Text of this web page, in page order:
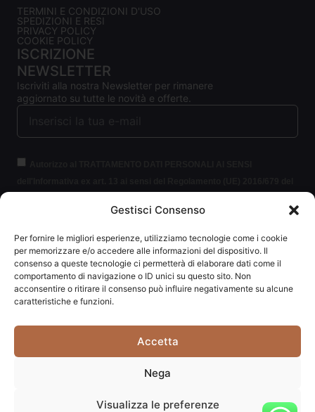
Gestisci Consenso
Per fornire le migliori esperienze, utilizziamo tecnologie come i cookie
per memorizzare e/o accedere alle informazioni del dispositivo. Il
consenso a queste tecnologie ci permetterà di elaborare dati come il
comportamento di navigazione o ID unici su questo sito. Non
acconsentire o ritirare il consenso può influire negativamente su alcune
caratteristiche e funzioni.
Accetta
Nega
Visualizza le preferenze
TERMINI E CONDIZIONI D'USO
SPEDIZIONI E RESI
PRIVACY POLICY
COOKIE POLICY
ISCRIZIONE
NEWSLETTER
Iscriviti alla nostra Newsletter per rimanere
aggiornato su tutte le novità e offerte.
protezione delle persone fisiche con riguardo al trattamento dei dati
informazioni.
ISCRIVITI ALLA NEWSLETTER
Carpediem di Traversa Monia | P.IVA: 03415840408 | REA: